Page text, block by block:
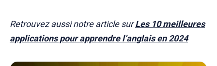
Retrouvez aussi notre article surLes 10 meilleures
applications pour apprendre l’anglais en 2024